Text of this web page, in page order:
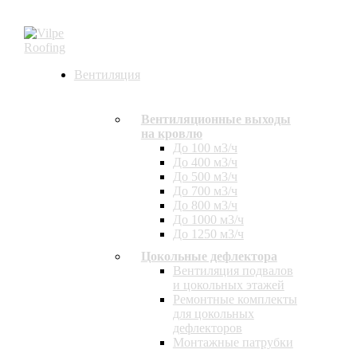
Вентиляция
Вентиляционные выходы
на кровлю
До 100 м3/ч
До 400 м3/ч
До 500 м3/ч
До 700 м3/ч
До 800 м3/ч
До 1000 м3/ч
До 1250 м3/ч
Цокольные дефлектора
Вентиляция подвалов
и цокольных этажей
Ремонтные комплекты
для цокольных
дефлекторов
Монтажные патрубки